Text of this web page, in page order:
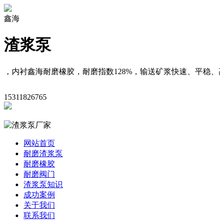
鑫海
渣浆泵
，内衬鑫海耐磨橡胶，耐磨指数128%，输送矿浆快速、平稳
15311826765
网站首页
耐磨渣浆泵
耐磨橡胶
耐磨阀门
渣浆泵知识
成功案例
关于我们
联系我们